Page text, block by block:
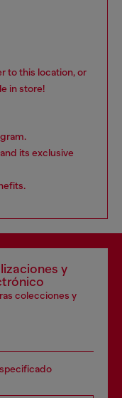
to this location, or
in store!
its exclusive
y
colecciones y